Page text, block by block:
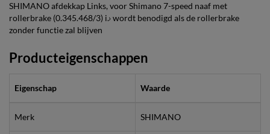
SHIMANO afdekkap Links, voor Shimano 7-speed naaf met
rollerbrake (0.345.468/3) i.› wordt benodigd als de rollerbrake
zonder functie zal blijven
Producteigenschappen
Eigenschap Waarde
Merk SHIMANO